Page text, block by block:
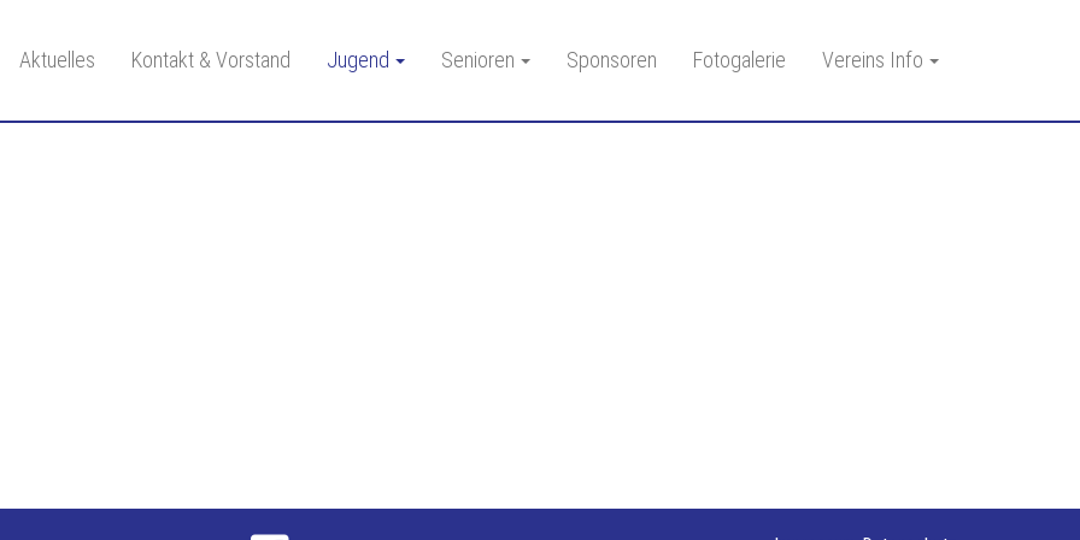
Aktuelles Kontakt & Vorstand Jugend Senioren Sponsoren Fotogalerie Vereins Info